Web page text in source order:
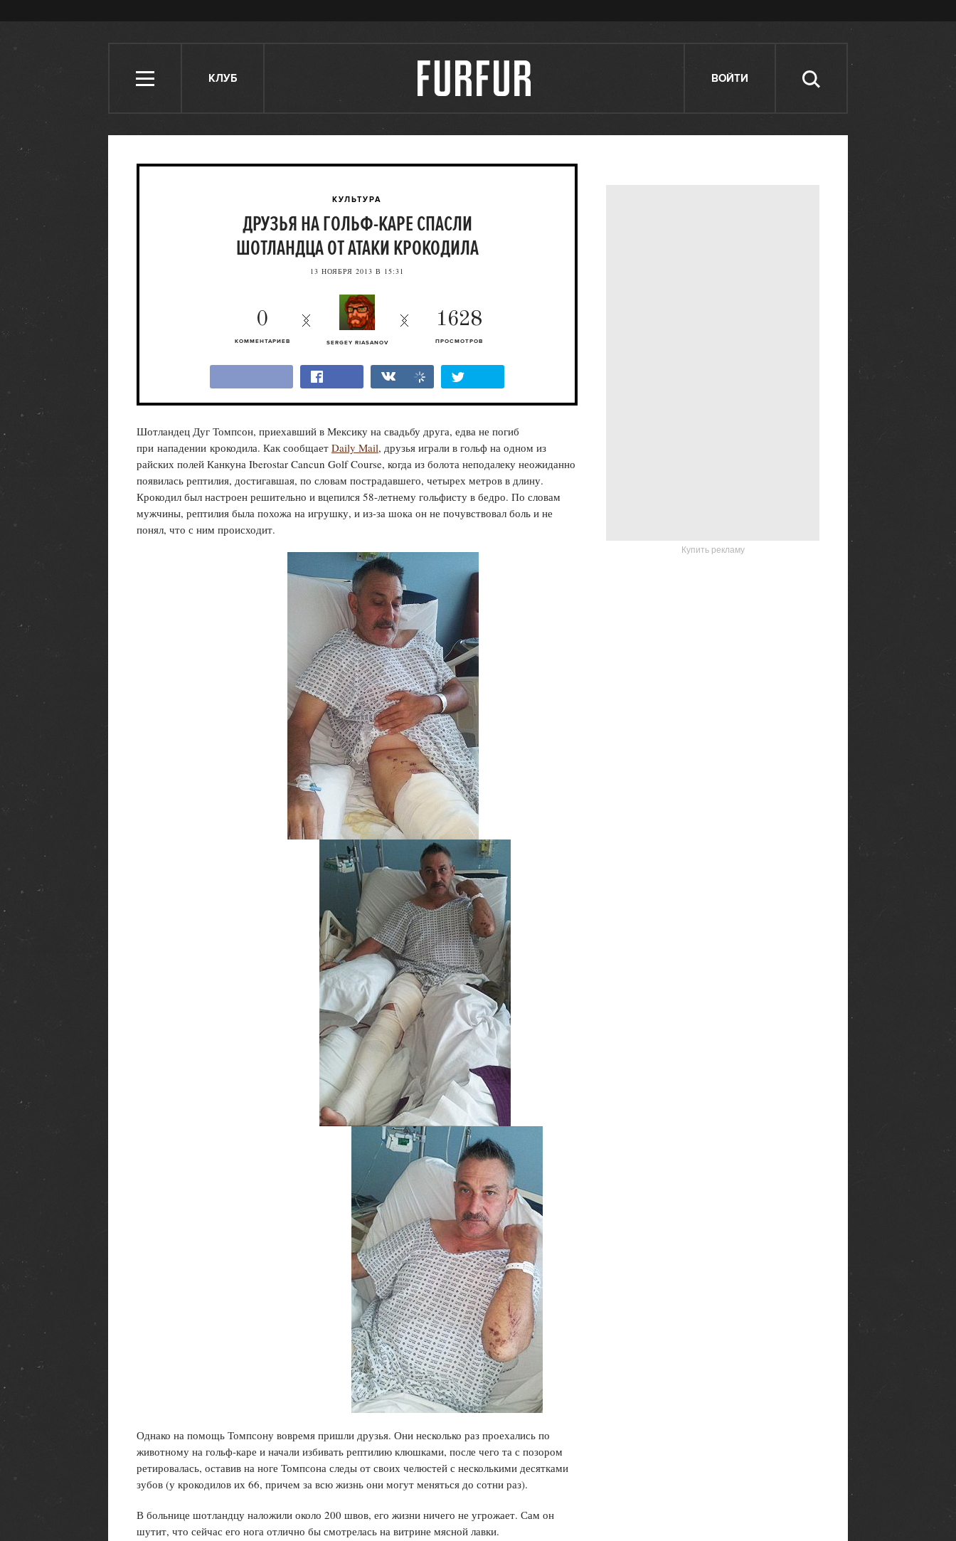
КЛУБ ВОЙТИ
КУЛЬТУРА
ДРУЗЬЯ НА ГОЛЬФ-КАРЕ СПАСЛИ
ШОТЛАНДЦА ОТ АТАКИ КРОКОДИЛА
13 НОЯБРЯ 2013 В 15:31
SERGEY RIASANOV
1628
ПРОСМОТРОВ
0
КОММЕНТАРИЕВ
Шотландец Дуг Томпсон, приехавший в Мексику на свадьбу друга, едва не погиб
при нападении крокодила. Как сообщает Daily Mail, друзья играли в гольф на одном из
райских полей Канкуна Iberostar Cancun Golf Course, когда из болота неподалеку неожиданно
появилась рептилия, достигавшая, по словам пострадавшего, четырех метров в длину.
Крокодил был настроен решительно и вцепился 58-летнему гольфисту в бедро. По словам
мужчины, рептилия была похожа на игрушку, и из-за шока он не почувствовал боль и не
понял, что с ним происходит.
Однако на помощь Томпсону вовремя пришли друзья. Они несколько раз проехались по
животному на гольф-каре и начали избивать рептилию клюшками, после чего та с позором
ретировалась, оставив на ноге Томпсона следы от своих челюстей с несколькими десятками
зубов (у крокодилов их 66, причем за всю жизнь они могут меняться до сотни раз).
В больнице шотландцу наложили около 200 швов, его жизни ничего не угрожает. Сам он
шутит, что сейчас его нога отлично бы смотрелась на витрине мясной лавки.
Купить рекламу